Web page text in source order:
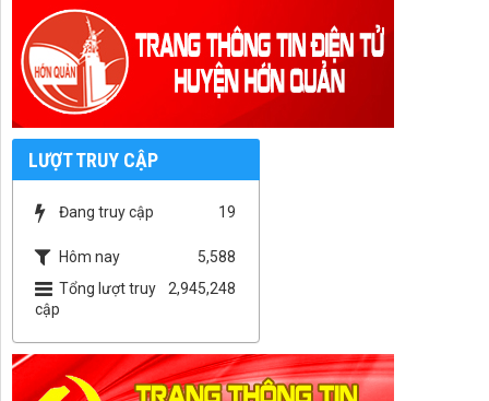
LƯỢT TRUY CẬP
Đang truy cập 19
Hôm nay
5,588
Tổng lượt truy
cập
2,945,248